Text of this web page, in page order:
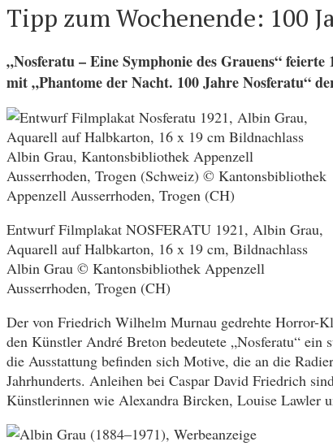
Tipp zum Wochenende: 100
„Nosferatu – Eine Symphonie des Grauens“
mit „Phantome der Nacht. 100 Jahre Nosferatu“
Entwurf Filmplakat NOSFERATU 1921, Albin Grau,
Aquarell auf Halbkarton, 16 x 19 cm, Bildnachlass
Albin Grau © Kantonsbibliothek Appenzell
Ausserrhoden, Trogen (CH)
Der von Friedrich Wilhelm Murnau gedrehte Horror-
den Künstler André Breton bedeutete „Nosferatu“
die Ausstattung befinden sich Motive, die an die
Jahrhunderts. Anleihen bei Caspar David Friedrich
Künstlerinnen wie Alexandra Bircken, Louise Lawler